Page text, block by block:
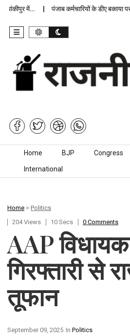
में… पंजाब कर्मचारियों के डीए बकाया पर
Skip to content
Home BJP Congress
International
Home > Politics
204 Views
10 Secs 0 Comments
AAP
गिरफ्तारी से
तूफान
In Politics
September 09, 2025